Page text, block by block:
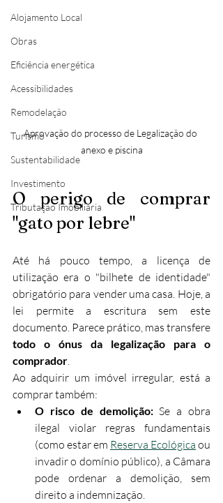
Alojamento Local
Obras
Eficiência energética
Acessibilidades
Remodelação
Turismo
Sustentabilidade
Investimento
Tributação Imobiliária
Aprovação do processo de Legalização do
anexo e piscina
O perigo de comprar
"gato por lebre"
Até há pouco tempo, a licença de
utilização era o "bilhete de identidade"
obrigatório para vender uma casa. Hoje, a
lei permite a escritura sem este
todo o ónus da legalização para o
comprador
Ao adquirir um imóvel irregular, está a
comprar também:
O risco de demolição: Se a obra
ilegal violar regras fundamentais
(como estar em Reserva Ecológica ou
invadir o domínio público), a Câmara
pode ordenar a demolição, sem
direito a indemnização.